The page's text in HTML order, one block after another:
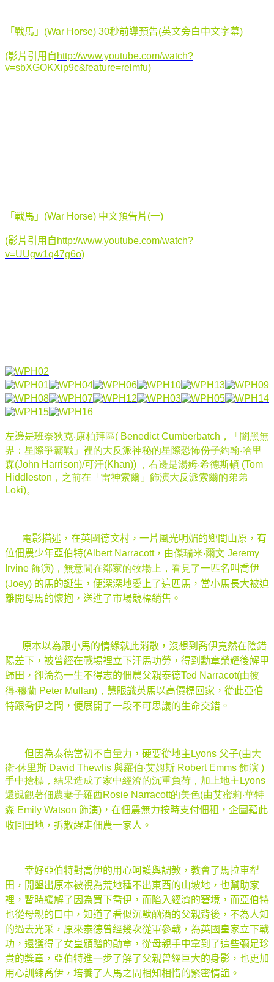
「戰馬」(War Horse) 30秒前導預告(英文旁白中文字幕)
(影片引用自 http://www.youtube.com/watch?
v=sbXGOKXip9c&feature=relmfu)
「戰馬」(War Horse) 中文預告片(一)
(影片引用自 http://www.youtube.com/watch?
v=UUgw1q47g6o)
左邊是班奈狄克‧康柏拜區( Benedict Cumberbatch，「闇黑無
界：星際爭霸戰」裡的大反派神秘的星際恐怖份子約翰‧哈里
森(John Harrison)/可汗(Khan)) ，右邊是湯姆‧希德斯頓 (Tom
Hiddleston， 之前在「雷神索爾」飾演大反派索爾的弟弟
Loki)。
電影描述，在英國德文村，一片風光明媚的鄉間山原，有
位佃農少年亞伯特(Albert Narracott，由傑瑞米‧爾文 Jeremy
Irvine 飾演)，無意間在鄰家的牧場上，看見了一匹名叫喬伊
(Joey) 的馬的誕生，便深深地愛上了這匹馬，當小馬長大被迫
離開母馬的懷抱，送進了市場競標銷售。
原本以為跟小馬的情緣就此消散，沒想到喬伊竟然在陰錯
陽差下，被曾經在戰場裡立下汗馬功勞，得到勳章榮耀後解甲
歸田，卻淪為一生不得志的佃農父親泰德Ted Narracot(由彼
得‧穆蘭 Peter Mullan)， 慧眼識英馬以高價標回家，從此亞伯
特跟喬伊之間，便展開了一段不可思議的生命交錯。
但因為泰德當初不自量力，硬要從地主Lyons 父子(由大
衛‧休里斯 David Thewlis 與羅伯‧艾姆斯 Robert Emms 飾演 )
手中搶標，結果造成了家中經濟的沉重負荷，加上地主Lyons
還覬覦著佃農妻子羅西Rosie Narracott的美色(由艾蜜莉‧華特
森 Emily Watson 飾演)，在佃農無力按時支付佃租，企圖藉此
收回田地，拆散趕走佃農一家人。
幸好亞伯特對喬伊的用心呵護與調教，教會了馬拉車犁
田，開墾出原本被視為荒地種不出東西的山坡地，也幫助家
裡，暫時緩解了因為買下喬伊，而陷入經濟的窘境，而亞伯特
也從母親的口中，知道了看似沉默酗酒的父親背後，不為人知
的過去光采，原來泰德曾經幾次從軍參戰，為英國皇家立下戰
功，還獲得了女皇頒贈的勛章，從母親手中拿到了這些彌足珍
貴的獎章，亞伯特進一步了解了父親曾經巨大的身影，也更加
用心訓練喬伊，培養了人馬之間相知相惜的緊密情誼。